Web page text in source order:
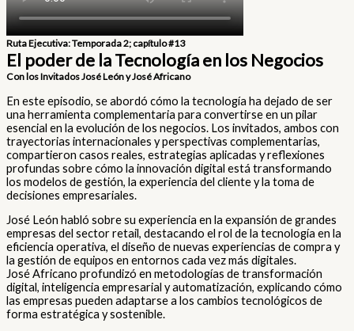
Ruta Ejecutiva: Temporada 2; capítulo #13
El poder de la Tecnología en los Negocios
Con los Invitados José León y José Africano
En este episodio, se abordó cómo la tecnología ha dejado de ser
una herramienta complementaria para convertirse en un pilar
esencial en la evolución de los negocios. Los invitados, ambos con
trayectorias internacionales y perspectivas complementarias,
compartieron casos reales, estrategias aplicadas y reflexiones
profundas sobre cómo la innovación digital está transformando
los modelos de gestión, la experiencia del cliente y la toma de
decisiones empresariales.
José León habló sobre su experiencia en la expansión de grandes
empresas del sector retail, destacando el rol de la tecnología en la
eficiencia operativa, el diseño de nuevas experiencias de compra y
la gestión de equipos en entornos cada vez más digitales.
José Africano profundizó en metodologías de transformación
digital, inteligencia empresarial y automatización, explicando cómo
las empresas pueden adaptarse a los cambios tecnológicos de
forma estratégica y sostenible.